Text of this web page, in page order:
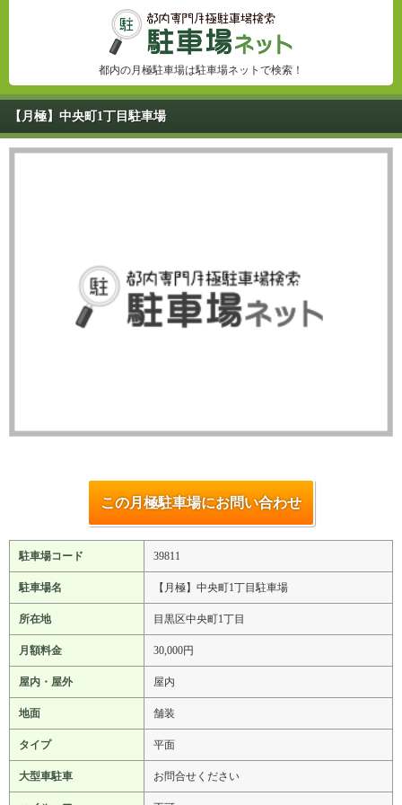
都内の月極駐車場は駐車場ネットで検索！
【月極】中央町1丁目駐車場
この月極駐車場にお問い合わせ
駐車場コード 39811
駐車場名 【月極】中央町1丁目駐車場
所在地 目黒区中央町1丁目
月額料金 30,000円
屋内・屋外 屋内
地面 舗装
タイプ 平面
大型車駐車 お問合せください